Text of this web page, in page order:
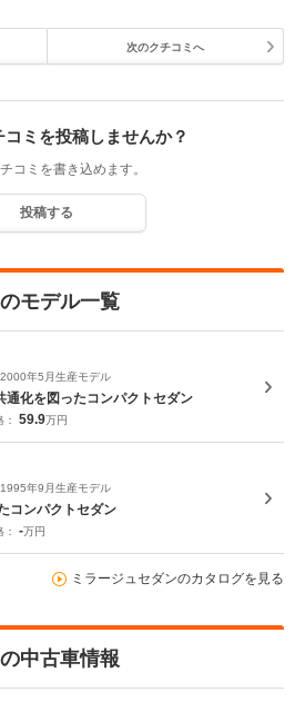
次のクチコミへ
ミを投稿しませんか？
コミを書き込めます。
投稿する
モデル一覧
年5月生産モデル
通化を図ったコンパクトセダン
： 59.9万円
年9月生産モデル
コンパクトセダン
： -万円
ミラージュセダンのカタログを見る
中古車情報